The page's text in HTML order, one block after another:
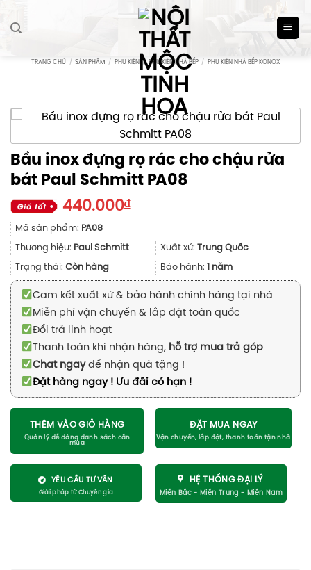
TRANG CHỦ / SẢN PHẨM / PHỤ KIỆN / PHỤ KIỆN NHÀ BẾP / PHỤ KIỆN NHÀ BẾP KONOX
Bầu inox đựng rọ rác cho chậu rửa
bát Paul Schmitt PA08
440.000₫
Mã sản phẩm: PA08
Thương hiệu: Paul Schmitt Xuất xứ: Trung Quốc
Trạng thái: Còn hàng Bảo hành: 1 năm
Cam kết xuất xứ & bảo hành chính hãng tại nhà
Miễn phí vận chuyển & lắp đặt toàn quốc
Đổi trả linh hoạt
Thanh toán khi nhận hàng, hỗ trợ mua trả góp
Chat ngayđể nhận quà tặng !
Đặt hàng ngay ! Ưu đãi có hạn !
THÊM VÀO GIỎ HÀNG ĐẶT MUA NGAY
YÊU CẦU TƯ VẤN HỆ THỐNG ĐẠI LÝ